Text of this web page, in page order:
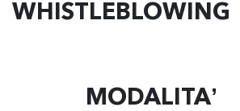
WHISTLEBLOWING
MODALITA’